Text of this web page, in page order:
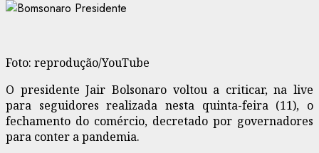
Foto: reprodução/YouTube
O presidente Jair Bolsonaro voltou a criticar, na live
para seguidores realizada nesta quinta-feira (11), o
fechamento do comércio, decretado por governadores
para conter a pandemia.